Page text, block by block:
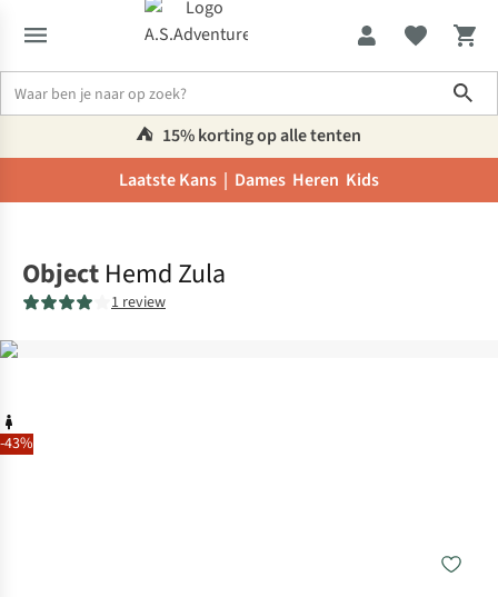
⛺️ 15% korting op alle tenten
Laatste Kans | Dames Heren Kids
-43%
Object Hemd Zula
1 review